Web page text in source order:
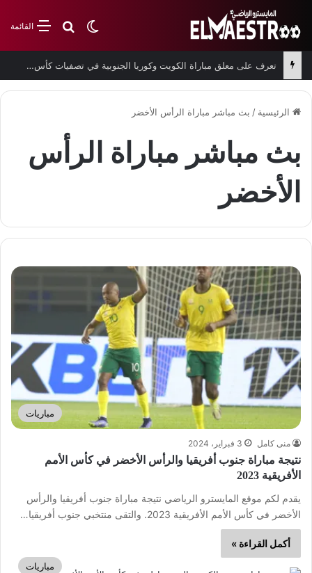
القائمةبحث عن
الوضع المظلم
تعرف على معلق مباراة الكويت وكوريا الجنوبية في تصفيات كأس العالم
الرئيسية / بث مباشر مباراة الرأس الأخضر
بث مباشر مباراة الرأس
الأخضر
مباريات
منى كامل 3 فبراير، 2024
نتيجة مباراة جنوب أفريقيا والرأس الأخضر في كأس الأمم
الأفريقية 2023
يقدم لكم موقع المايسترو الرياضي نتيجة مباراة جنوب أفريقيا والرأس
الأخضر في كأس الأمم الأفريقية 2023. والتقى منتخبي جنوب أفريقيا…
أكمل القراءة »
مباريات